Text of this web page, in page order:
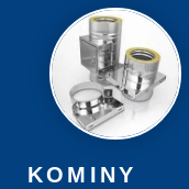
KOMINY